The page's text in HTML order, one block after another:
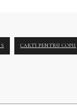
CARTI PENTRU COPII